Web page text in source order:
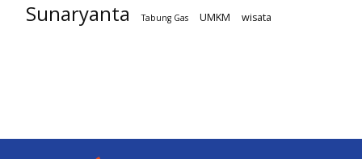
Sunaryanta Tabung Gas UMKM wisata